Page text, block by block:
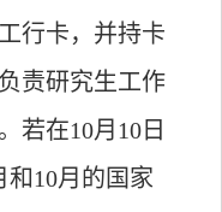
行卡，并持卡
责研究生工作
若在10月10日
和10月的国家